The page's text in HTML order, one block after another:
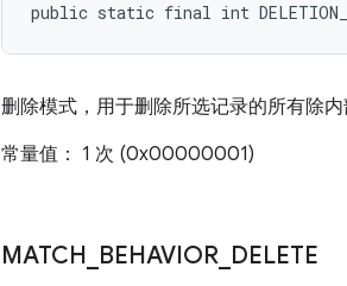
public static final int
删除模式，用于删除所选记录的所有除
常量值： 1 次 (0x00000001)
MATCH BEHAVIOR DELETE